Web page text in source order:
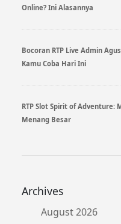
Online? Ini Alasannya
Bocoran RTP Live Admin
Kamu Coba Hari Ini
RTP Slot Spirit of Adventure:
Menang Besar
Archives
August 2026